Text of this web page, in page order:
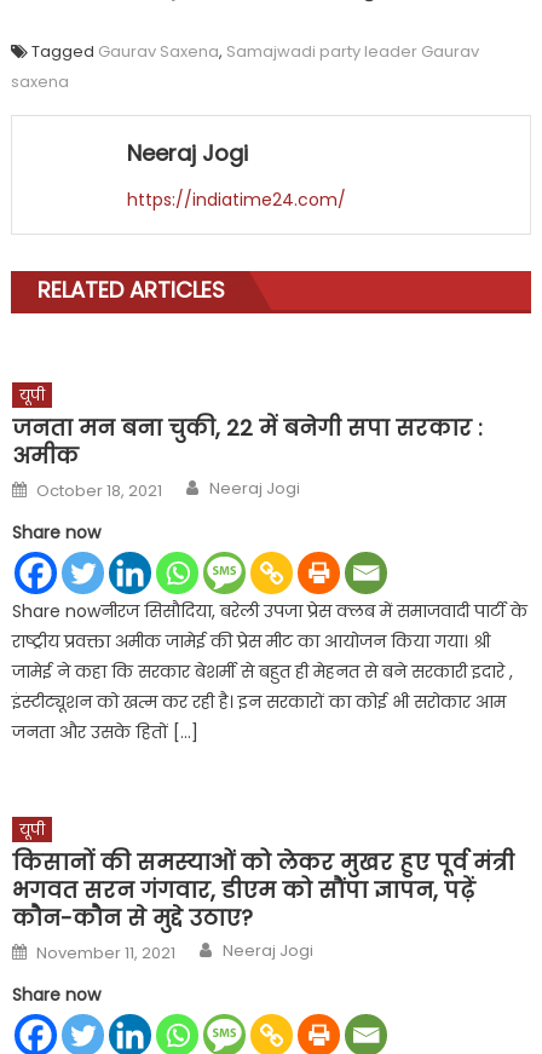
Tagged Gaurav Saxena, Samajwadi party leader Gaurav
saxena
Neeraj Jogi
https://indiatime24.com/
RELATED ARTICLES
यूपी
जनता मन बना चुकी, 22 में बनेगी सपा सरकार :
अमीक
Posted
on
October 18, 2021 Author
Neeraj Jogi
Share now
Share nowनीरज सिसौदिया, बरेली उपजा प्रेस क्लब में समाजवादी पार्टी के
राष्ट्रीय प्रवक्ता अमीक जामेई की प्रेस मीट का आयोजन किया गया। श्री
जामेई ने कहा कि सरकार बेशर्मी से बहुत ही मेहनत से बने सरकारी इदारे ,
इंस्टीट्यूशन को खत्म कर रही है। इन सरकारों का कोई भी सरोकार आम
जनता और उसके हितों […]
यूपी
किसानों की समस्‍याओं को लेकर मुखर हुए पूर्व मंत्री
भगवत सरन गंगवार, डीएम को सौंपा ज्ञापन, पढ़ें
कौन-कौन से मुद्दे उठाए?
Posted
on
November 11, 2021 Author
Neeraj Jogi
Share now